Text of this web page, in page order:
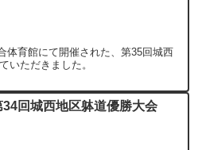
育館にて開催された、第35回城西
いただきました。
34回城西地区躰道優勝大会